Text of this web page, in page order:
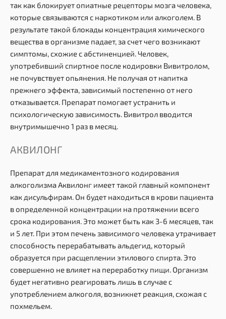
так как блокирует опиатные рецепторы мозга человека,
которые связываются с наркотиком или алкоголем. В
результате такой блокады концентрация химического
вещества в организме падает, за счет чего возникают
симптомы, схожие с абстиненцией. Человек,
употребивший спиртное после кодировки Вивитролом,
не почувствует опьянения. Не получая от напитка
прежнего эффекта, зависимый постепенно от него
отказывается. Препарат помогает устранить и
психологическую зависимость. Вивитрол вводится
внутримышечно 1 раз в месяц.
АКВИЛОНГ
Препарат для медикаментозного кодирования
алкоголизма Аквилонг имеет такой главный компонент
как дисульфирам. Он будет находиться в крови пациента
в определенной концентрации на протяжении всего
срока кодирования. Это может быть как 3-6 месяцев, так
и 5 лет. При этом печень зависимого человека утрачивает
способность перерабатывать альдегид, который
образуется при расщеплении этилового спирта. Это
совершенно не влияет на переработку пищи. Организм
будет негативно реагировать лишь в случае с
употреблением алкоголя, возникнет реакция, схожая с
похмельем.